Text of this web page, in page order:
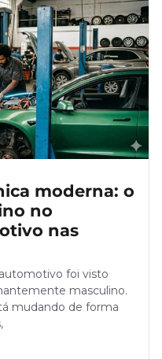
moderna: o
no
nas
foi visto
masculino.
mudando de forma